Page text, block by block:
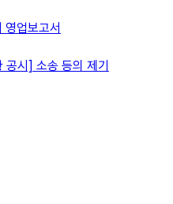
업보고서
공시] 소송 등의 제기